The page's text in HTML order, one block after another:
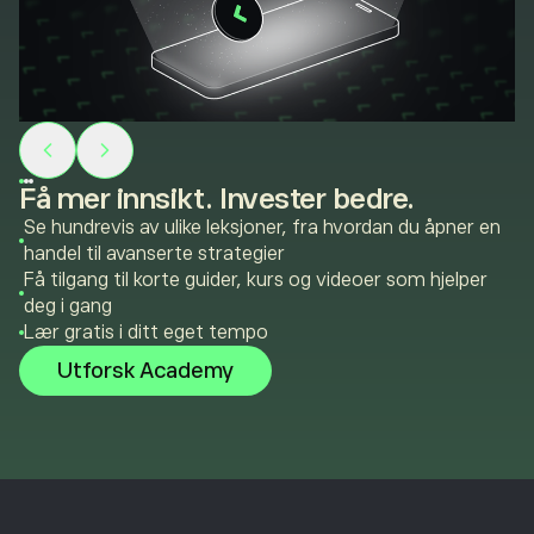
Få mer innsikt. Invester bedre.
Se hundrevis av ulike leksjoner, fra hvordan du åpner en
handel til avanserte strategier
Få tilgang til korte guider, kurs og videoer som hjelper
deg i gang
Lær gratis i ditt eget tempo
Utforsk Academy